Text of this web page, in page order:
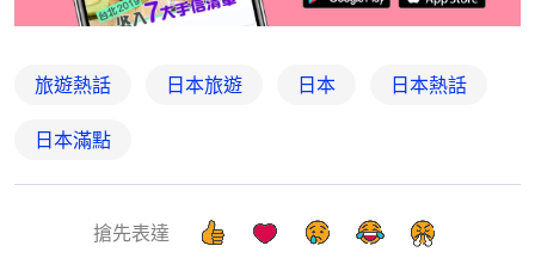
旅遊熱話 日本旅遊 日本 日本熱話
日本滿點
搶先表達